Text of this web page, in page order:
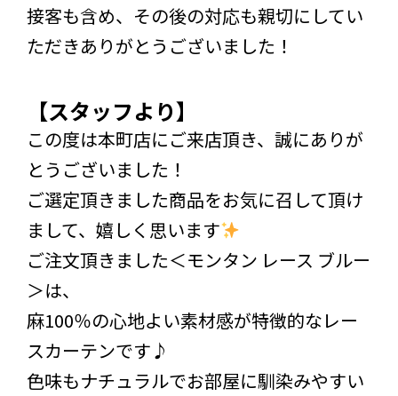
接客も含め、その後の対応も親切にしてい
ただきありがとうございました！
【スタッフより】
この度は本町店にご来店頂き、誠にありが
とうございました！
ご選定頂きました商品をお気に召して頂け
まして、嬉しく思います
ご注文頂きました＜モンタン レース ブルー
＞は、
麻100％の心地よい素材感が特徴的なレー
スカーテンです♪
色味もナチュラルでお部屋に馴染みやすい